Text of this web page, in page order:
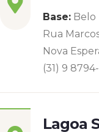
Base: Belo
Rua
Nova
(31) 9
Lagoa